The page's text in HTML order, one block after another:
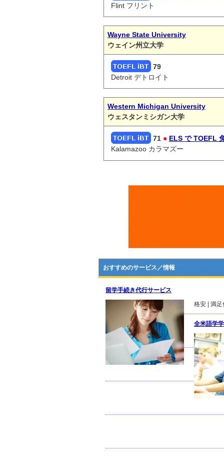
Flint フリント
Wayne State University
ウェイン州立大学
79
Detroit デトロイト
Western Michigan University
ウェスタンミシガン大学
71 ● ELS で TOEFL
Kalamazoo カラマズー
おすすめのサービス／情報
留学手続き代行サービス
格安 | 満
全米語学